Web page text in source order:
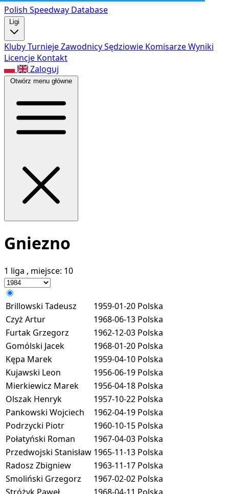
Polish Speedway Database
Ligi
KlubyTurniejeZawodnicySędziowie KomisarzeWyniki
Licencje Kontakt
Zaloguj
Otwórz menu główne
Gniezno
1 liga , miejsce: 10
Brillowski Tadeusz 1959-01-20 Polska
Czyż Artur
1968-06-13 Polska
Furtak Grzegorz
1962-12-03 Polska
Gomólski Jacek
1968-01-20 Polska
Kępa Marek
1959-04-10 Polska
Kujawski Leon
1956-06-19 Polska
Mierkiewicz Marek
1956-04-18 Polska
Olszak Henryk
1957-10-22 Polska
Pankowski Wojciech
1962-04-19 Polska
Podrzycki Piotr
1960-10-15 Polska
Połatyński Roman
1967-04-03 Polska
Przedwojski Stanisław 1965-11-13 Polska
Radosz Zbigniew
1963-11-17 Polska
Smoliński Grzegorz
1967-02-02 Polska